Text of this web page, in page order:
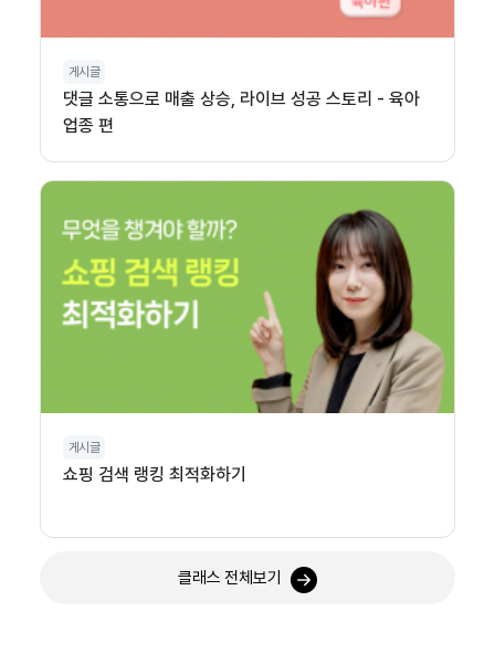
게시글
댓글 소통으로 매출 상승, 라이브 성공 스토리 - 육아
업종 편
게시글
쇼핑 검색 랭킹 최적화하기
클래스 전체보기